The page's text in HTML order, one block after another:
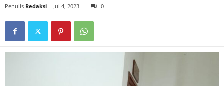
Penulis Redaksi - Jul 4, 2023 0